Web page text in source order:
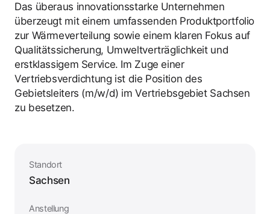
Das überaus innovationsstarke Unternehmen
überzeugt mit einem umfassenden Produktportfolio
zur Wärmeverteilung sowie einem klaren Fokus auf
Qualitätssicherung, Umweltverträglichkeit und
erstklassigem Service. Im Zuge einer
Vertriebsverdichtung ist die Position des
Gebietsleiters (m/w/d) im Vertriebsgebiet Sachsen
zu besetzen.
Standort
Sachsen
Anstellung